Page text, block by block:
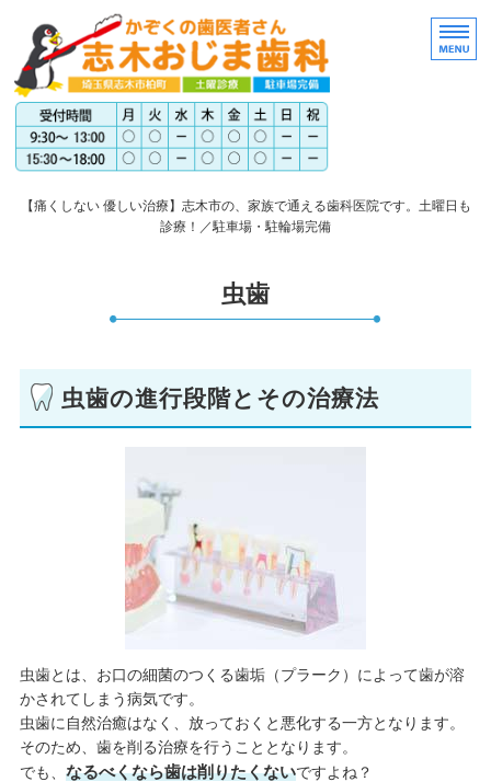
埼玉
【痛くしない 優しい治療】志木市の、家族で通える歯科医院です。土曜日も
診療！／駐車場・駐輪場完備
アクセス
虫歯
虫歯の進行段階とその治療法
虫歯とは、お口の細菌のつくる歯垢（プラーク）によって歯が溶
かされてしまう病気です。
虫歯に自然治癒はなく、放っておくと悪化する一方となります。
そのため、歯を削る治療を行うこととなります。
でも、 なるべくなら歯は削りたくないですよね？